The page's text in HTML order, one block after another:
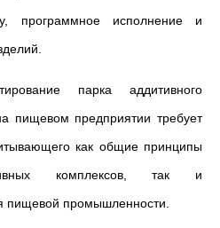
программное исполнение и
парка аддитивного
пищевом предприятии требует
как общие принципы
комплексов, так и
пищевой промышленности.